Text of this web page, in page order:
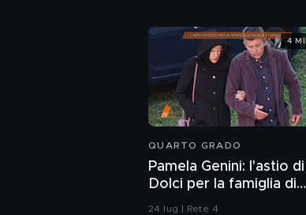
QUARTO GRADO
Pamela Genini: l'astio di
Dolci per la famiglia di
Pamela
24 lug | Rete 4
4